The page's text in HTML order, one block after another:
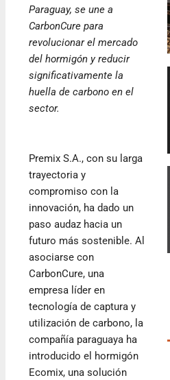
Paraguay, se une a
CarbonCure para
revolucionar el mercado
del hormigón y reducir
significativamente la
huella de carbono en el
sector.
Premix S.A., con su larga
trayectoria y
compromiso con la
innovación, ha dado un
paso audaz hacia un
futuro más sostenible. Al
asociarse con
CarbonCure, una
empresa líder en
tecnología de captura y
utilización de carbono, la
compañía paraguaya ha
introducido el hormigón
Ecomix, una solución